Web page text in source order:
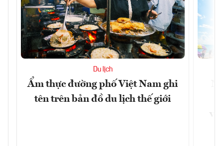
Du lịch
Ẩm thực đường phố Việt Nam ghi
tên trên bản đồ du lịch thế giới